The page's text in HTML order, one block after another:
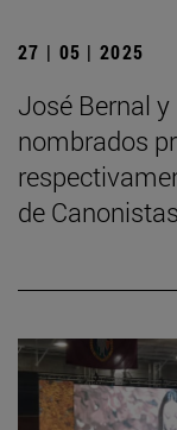
27 | 05 | 2025
José Bernal
nombrados
de Canonistas